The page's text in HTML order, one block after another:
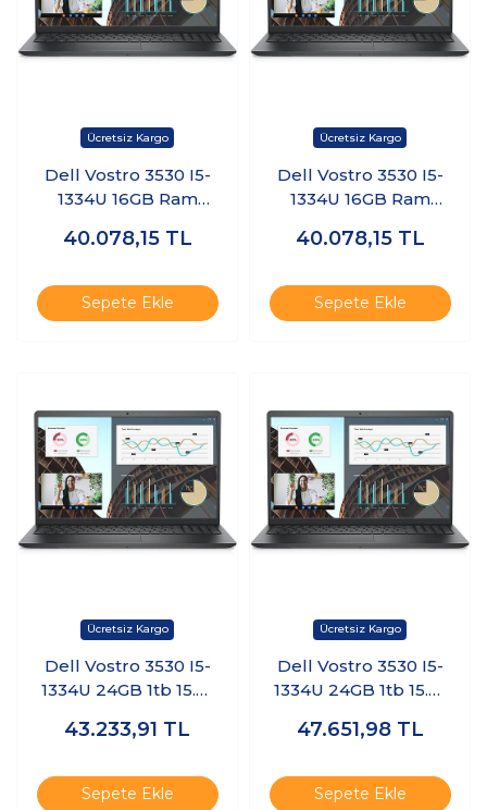
Dell Vostro 3530 I5-
1334U 16GB Ram
Windows 11 Home
Kt5
40.078,15 TL
Sepete Ekle
Dell Vostro 3530 I5-
1334U 16GB Ram
Windows 11 Pro
Kt6
40.078,15 TL
Sepete Ekle
Dell Vostro 3530 I5-
1334U 24GB 1tb 15.6"
N3404PVNB3530U
43.233,91 TL
Sepete Ekle
Dell Vostro 3530 I5-
1334U 24GB 1tb 15.6"
N3409PVNB3530U
47.651,98 TL
Sepete Ekle